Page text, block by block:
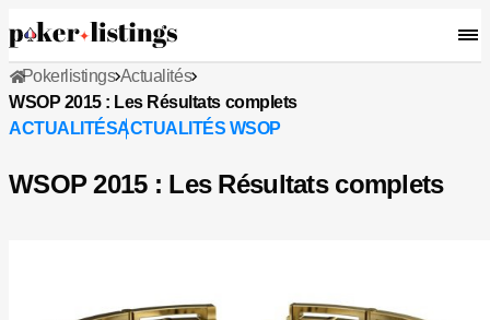
Pokerlistings Actualités
WSOP 2015 : Les Résultats complets
ACTUALITÉSACTUALITÉS WSOP
WSOP 2015 : Les Résultats complets